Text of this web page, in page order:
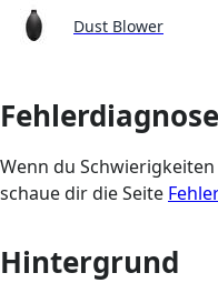
Dust Blower
Fehlerdiagnose
Wenn du
schaue dir die Seite
Hintergrund